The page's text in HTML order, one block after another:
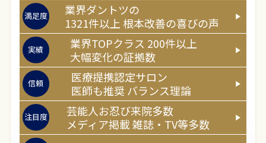
満足度
業界ダントツの
1321件以上根本改善の喜びの声
実績 業界TOPクラス 200件以上
大幅変化の証拠数
信頼
医療提携認定サロン
医師も推奨バランス理論
注目度
芸能人お忍び来院多数
メディア掲載雑誌・TV等多数